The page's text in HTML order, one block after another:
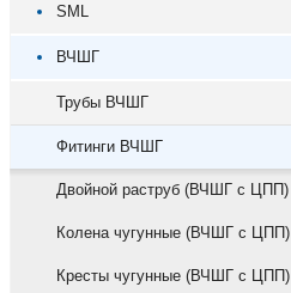
SML
ВЧШГ
Трубы ВЧШГ
Фитинги ВЧШГ
Двойной раструб (ВЧШГ с ЦПП)
Колена чугунные (ВЧШГ с ЦПП)
Кресты чугунные (ВЧШГ с ЦПП)